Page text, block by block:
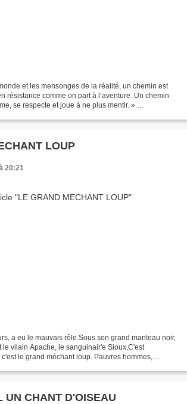
et les mensonges de la réalité, un chemin est
résistance comme on part à l’aventure. Un chemin
se respecte et joue à ne plus mentir. ».
LOUP
20:21
a eu le mauvais rôle.Sous son grand manteau noir,
le vilain Apache, le sanguinair'e Sioux,C'est
le grand méchant loup. Pauvres hommes,
UN CHANT D'OISEAU